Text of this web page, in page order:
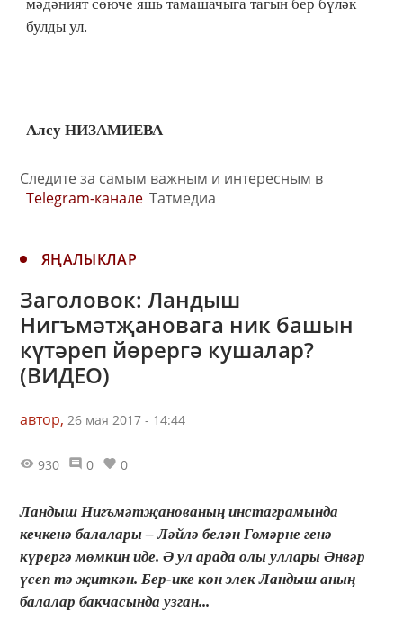
мәдәният сөюче яшь тамашачыга тагын бер бүләк
булды ул.
Алсу НИЗАМИЕВА
Следите за самым важным и интересным в
Telegram-канале Татмедиа
ЯҢАЛЫКЛАР
Заголовок: Ландыш
Нигъмәтҗановага ник башын
күтәреп йөрергә кушалар?
(ВИДЕО)
автор, 26 мая 2017 - 14:44
930 0 0
Ландыш Нигъмәтҗанованың инстаграмында
кечкенә балалары – Ләйлә белән Гомәрне генә
күрергә мөмкин иде. Ә ул арада олы уллары Әнвәр
үсеп тә җиткән. Бер-ике көн элек Ландыш аның
балалар бакчасында узган...